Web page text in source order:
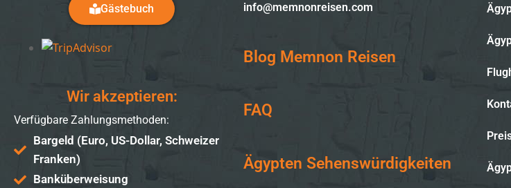
Gästebuch
Wir akzeptieren:
Verfügbare Zahlungsmethoden:
Bargeld (Euro, US-Dollar, Schweizer
Franken)
Banküberweisung
info@memnonreisen.com
Blog Memnon Reisen
FAQ
Ägypten Sehenswürdigkeiten